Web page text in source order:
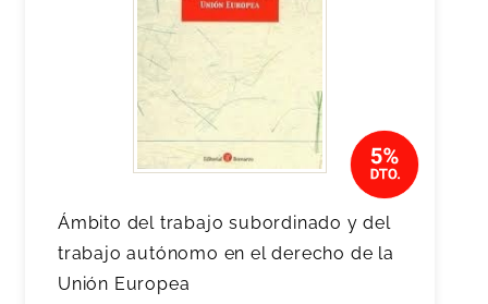
Ámbito del trabajo subordinado y del
trabajo autónomo en el derecho de la
Unión Europea